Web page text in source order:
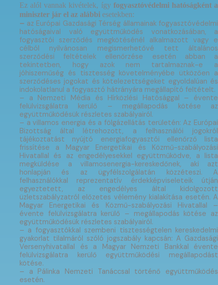
Ez alól vannak kivételek, így fogyasztóvédelmi hatóságként a
miniszter jár el az alábbi esetekben:
– az Európai Gazdasági Térség államainak fogyasztóvédelmi
hatóságaival való együttműködés vonatkozásában,
a
fogyasztói szerződés megkötésénél alkalmazott vagy e
célból nyilvánosan megismerhetővé tett általános
szerződési feltételek ellenőrzése esetén abban a
tekintetben, hogy azok nem tartalmaznak-e a
jóhiszeműség és tisztesség követelményébe ütközően a
szerződéses jogokat és kötelezettségeket egyoldalúan és
indokolatlanul a fogyasztó hátrányára megállapító feltételt.
– a Nemzeti Média és Hírközlési Hatósággal – évente
felülvizsgálatra kerülő – megállapodás kötése az
együttműködésük részletes szabályairól.
– a villamos energia és a fölgázellátás területén: Az Európai
Bizottság által létrehozott, a felhasználói jogokról
tájékoztatást nyújtó energiafogyasztói ellenőrző lista
frissítése a Magyar Energetikai és Közmű-szabályozási
Hivatallal és az engedélyesekkel együttműködve, a lista
megküldése a villamosenergia-kereskedőnek, aki azt
honlapján és az ügyfélszolgálatán közzéteszi. A
felhasználókkal reprezentatív érdekképviseleteik útján
egyeztetett, az engedélyes által kidolgozott
üzletszabályzatról előzetes vélemény kialakítása esetén. A
Magyar Energetikai és Közmű-szabályozási Hivatallal –
évente felülvizsgálatra kerülő – megállapodás kötése az
együttműködésük részletes szabályairól.
– a fogyasztókkal szembeni tisztességtelen kereskedelmi
gyakorlat tilalmáról szóló jogszabály kapcsán: A Gazdasági
Versenyhivatallal és a Magyar Nemzeti Bankkal évente
felülvizsgálatra kerülő együttműködési megállapodást
kötése.
– a Pálinka Nemzeti Tanáccsal történő együttműködés
esetén.